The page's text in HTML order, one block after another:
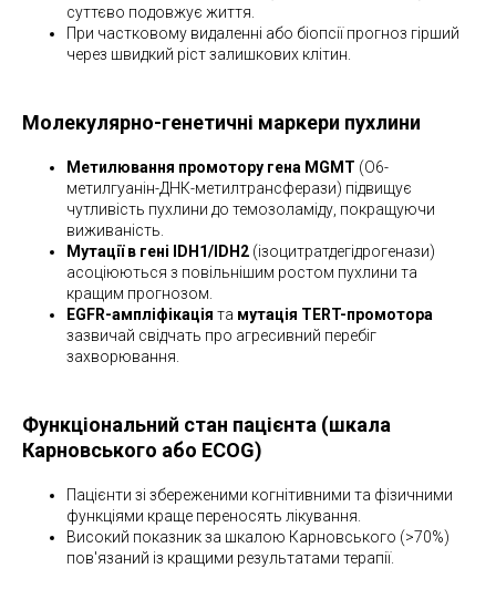
суттєво подовжує життя.
При частковому видаленні або біопсії прогноз гірший
через швидкий ріст залишкових клітин.
Молекулярно-генетичні маркери пухлини
Метилювання промотору гена MGMT (O6-
метилгуанін-ДНК-метилтрансферази) підвищує
чутливість пухлини до темозоламіду, покращуючи
виживаність.
Мутації в гені IDH1/IDH2 (ізоцитратдегідрогенази)
асоціюються з повільнішим ростом пухлини та
кращим прогнозом.
EGFR-ампліфікація та мутація TERT-промотора
зазвичай свідчать про агресивний перебіг
захворювання.
Функціональний стан пацієнта (шкала
Карновського або ECOG)
Пацієнти зі збереженими когнітивними та фізичними
функціями краще переносять лікування.
Високий показник за шкалою Карновського (>70%)
пов'язаний із кращими результатами терапії.